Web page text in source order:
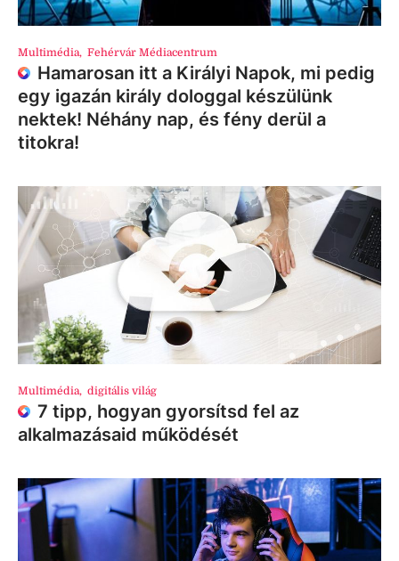
Multimédia, Fehérvár Médiacentrum
Hamarosan itt a Királyi Napok, mi pedig
egy igazán király dologgal készülünk
nektek! Néhány nap, és fény derül a
titokra!
Multimédia, digitális világ
7 tipp, hogyan gyorsítsd fel az
alkalmazásaid működését